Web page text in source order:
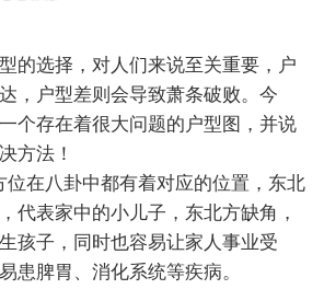
的选择，对人们来说至关重要，户
，户型差则会导致萧条破败。今
个存在着很大问题的户型图，并说
方法！
位在八卦中都有着对应的位置，东北
代表家中的小儿子，东北方缺角，
孩子，同时也容易让家人事业受
患脾胃、消化系统等疾病。